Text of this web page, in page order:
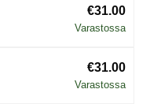
€31.00
Varastossa
€31.00
Varastossa